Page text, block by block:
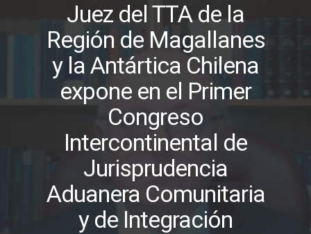
Juez del TTA de la
Región de Magallanes
y la Antártica Chilena
expone en el Primer
Congreso
Intercontinental de
Jurisprudencia
Aduanera Comunitaria
y de Integración